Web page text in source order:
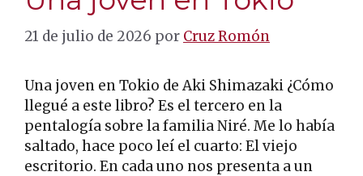
21 de julio de 2026 por Cruz Romón
Una joven en Tokio de Aki Shimazaki ¿Cómo
llegué a este libro? Es el tercero en la
pentalogía sobre la familia Niré. Me lo había
saltado, hace poco leí el cuarto: El viejo
escritorio. En cada uno nos presenta a un